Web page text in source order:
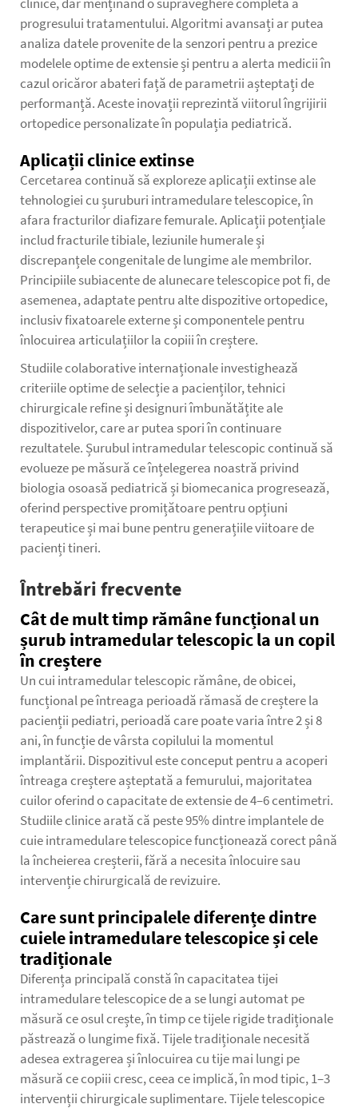
progresului tratamentului. Algoritmi avansați ar putea
analiza datele provenite de la senzori pentru a prezice
modelele optime de extensie și pentru a alerta medicii în
cazul oricăror abateri față de parametrii așteptați de
performanță. Aceste inovații reprezintă viitorul îngrijirii
ortopedice personalizate în populația pediatrică.
Aplicații clinice extinse
Cercetarea continuă să exploreze aplicații extinse ale
tehnologiei cu șuruburi intramedulare telescopice, în
afara fracturilor diafizare femurale. Aplicații potențiale
includ fracturile tibiale, leziunile humerale și
discrepanțele congenitale de lungime ale membrilor.
Principiile subiacente de alunecare telescopice pot fi, de
asemenea, adaptate pentru alte dispozitive ortopedice,
inclusiv fixatoarele externe și componentele pentru
înlocuirea articulațiilor la copiii în creștere.
Studiile colaborative internaționale investighează
criteriile optime de selecție a pacienților, tehnici
chirurgicale refine și designuri îmbunătățite ale
dispozitivelor, care ar putea spori în continuare
rezultatele. Șurubul intramedular telescopic continuă să
evolueze pe măsură ce înțelegerea noastră privind
biologia osoasă pediatrică și biomecanica progresează,
oferind perspective promițătoare pentru opțiuni
terapeutice și mai bune pentru generațiile viitoare de
pacienți tineri.
Întrebări frecvente
Cât de mult timp rămâne funcțional un
șurub intramedular telescopic la un copil
în creștere
Un cui intramedular telescopic rămâne, de obicei,
funcțional pe întreaga perioadă rămasă de creștere la
pacienții pediatri, perioadă care poate varia între 2 și 8
ani, în funcție de vârsta copilului la momentul
implantării. Dispozitivul este conceput pentru a acoperi
întreaga creștere așteptată a femurului, majoritatea
cuilor oferind o capacitate de extensie de 4–6 centimetri.
Studiile clinice arată că peste 95% dintre implantele de
cuie intramedulare telescopice funcționează corect până
la încheierea creșterii, fără a necesita înlocuire sau
intervenție chirurgicală de revizuire.
Care sunt principalele diferențe dintre
cuiele intramedulare telescopice și cele
tradiționale
Diferența principală constă în capacitatea tijei
intramedulare telescopice de a se lungi automat pe
măsură ce osul crește, în timp ce tijele rigide tradiționale
păstrează o lungime fixă. Tijele tradiționale necesită
adesea extragerea și înlocuirea cu tije mai lungi pe
măsură ce copiii cresc, ceea ce implică, în mod tipic, 1–3
intervenții chirurgicale suplimentare. Tijele telescopice